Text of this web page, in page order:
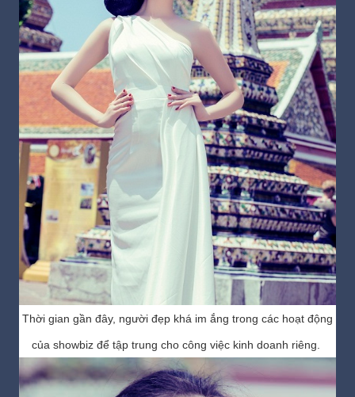
Thời gian gần đây, người đẹp khá im ắng trong các hoạt động
của showbiz để tập trung cho công việc kinh doanh riêng.